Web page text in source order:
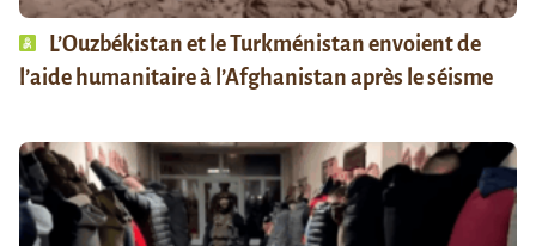
L’Ouzbékistan et le Turkménistan envoient de
l’aide humanitaire à l’Afghanistan après le séisme